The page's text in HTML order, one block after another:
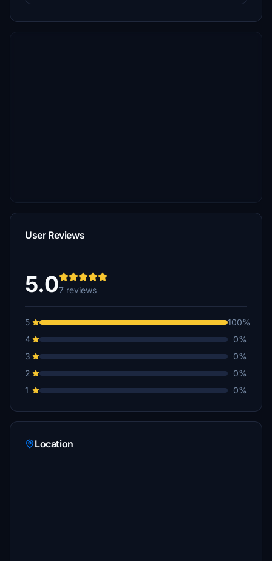
User Reviews
5.07 reviews
5
100%
4
0%
3
0%
2
0%
1
0%
Location